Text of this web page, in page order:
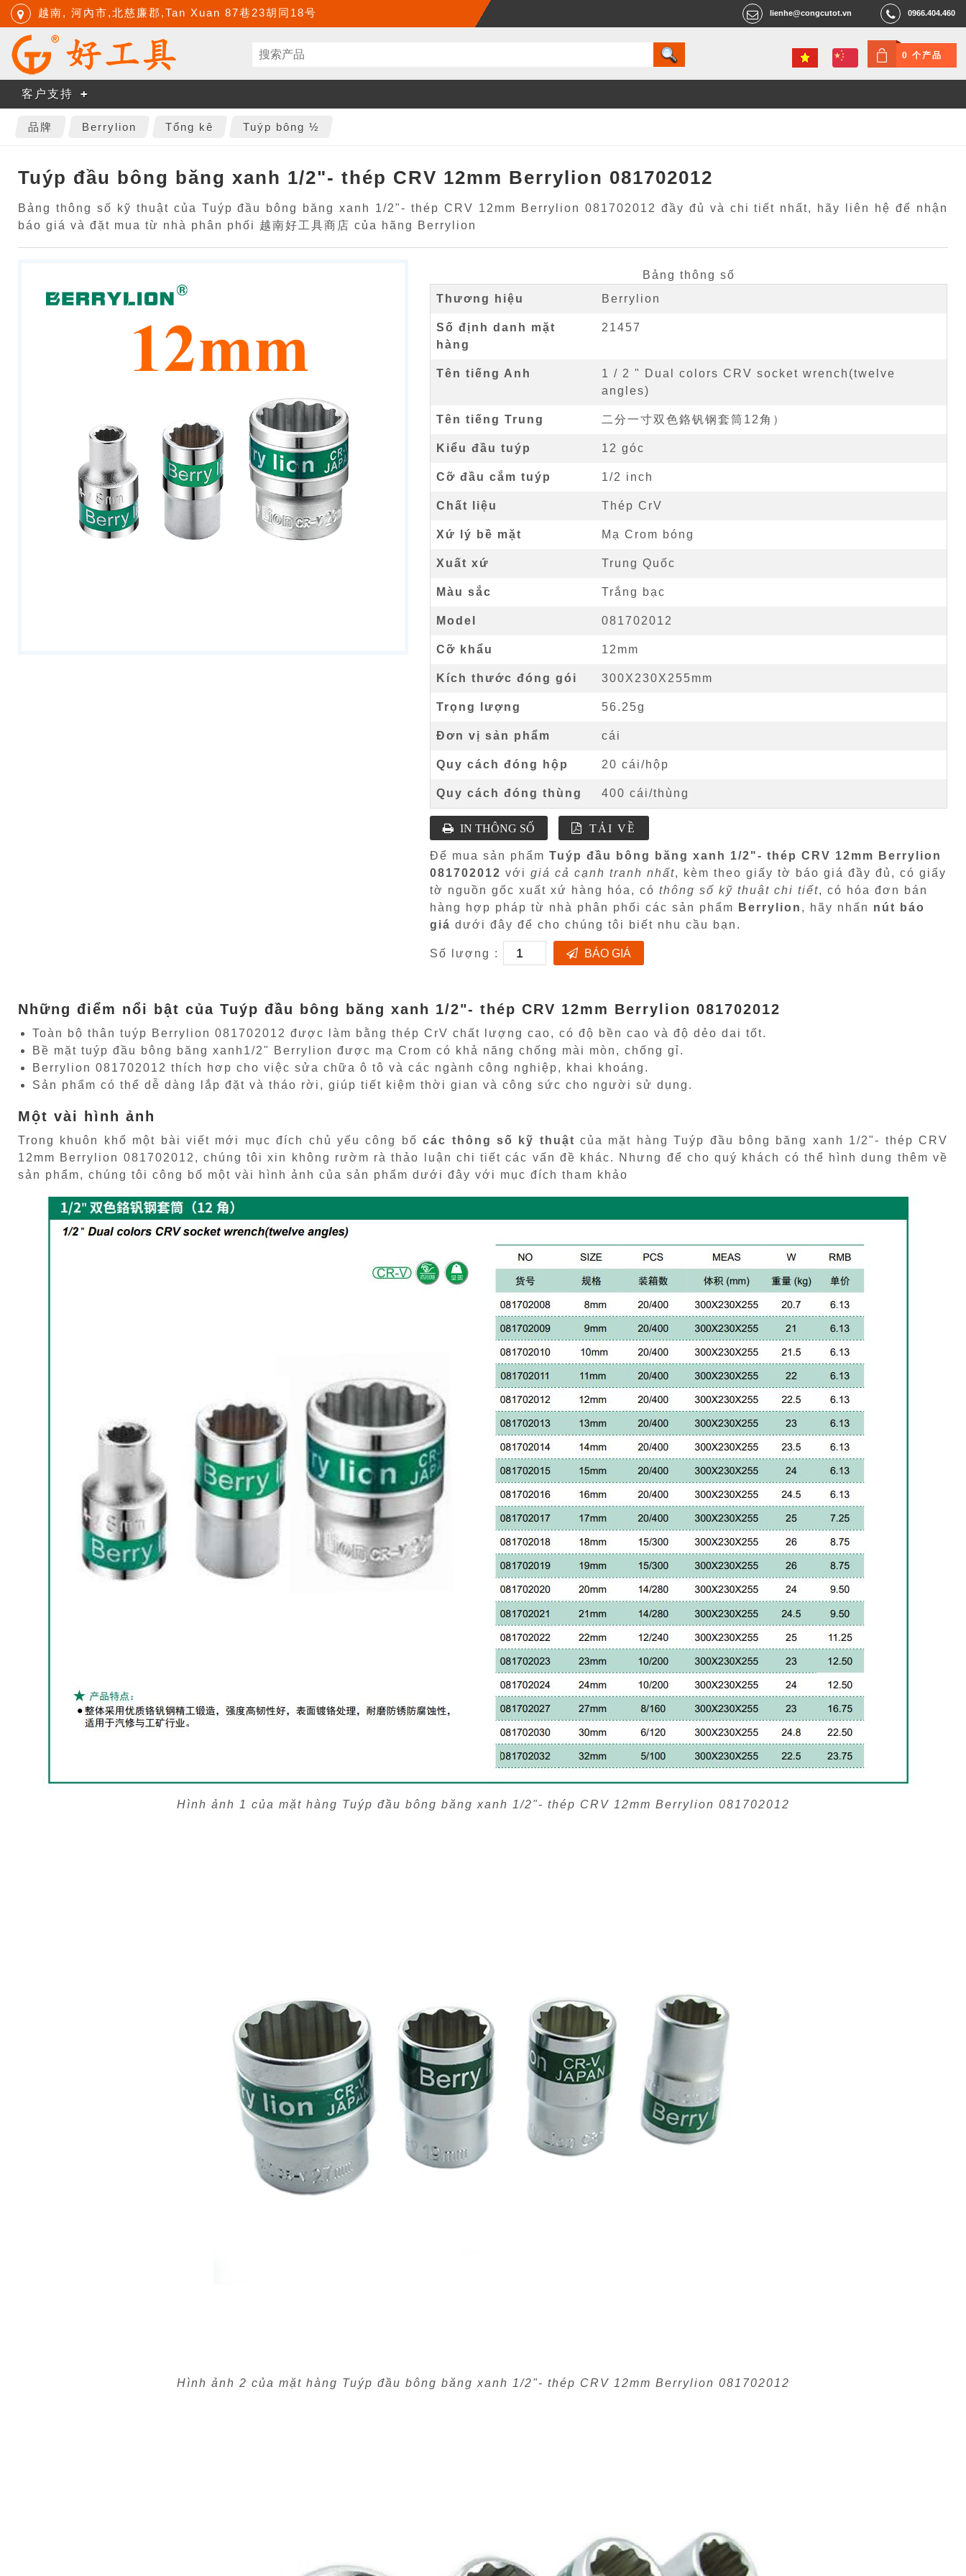
越南, 河內市,北慈廉郡,Tan Xuan 87巷23胡同18号 0966.404.460
lienhe@congcutot.vn
0 个产品
客户支持
品牌 Berrylion Tổng kê Tuýp bông ½
Tuýp đầu bông băng xanh 1/2"- thép CRV 12mm Berrylion 081702012
Bảng thông số kỹ thuật của Tuýp đầu bông băng xanh 1/2"- thép CRV 12mm Berrylion 081702012 đầy đủ và chi tiết nhất, hãy liên hệ để nhận
báo giá và đặt mua từ nhà phân phối 越南好工具商店 của hãng Berrylion
Bảng thông số
Thương hiệu
Berrylion
Số định danh mặt
hàng
21457
Tên tiếng Anh
1 / 2 " Dual colors CRV socket wrench(twelve
angles)
Tên tiếng Trung 二分一寸双色鉻钒钢套筒12角）
Kiểu đầu tuýp 12 góc
Cỡ đầu cắm tuýp 1/2 inch
Chất liệu Thép CrV
Xứ lý bề mặt Mạ Crom bóng
Xuất xứ Trung Quốc
Màu sắc Trắng bạc
Model 081702012
Cỡ khẩu 12mm
Kích thước đóng gói 300X230X255mm
Trọng lượng 56.25g
Đơn vị sản phẩm cái
Quy cách đóng hộp 20 cái/hộp
Quy cách đóng thùng 400 cái/thùng
IN THÔNG SỐ TẢI VỀ
Để mua sản phẩmTuýp đầu bông băng xanh 1/2"- thép CRV 12mm Berrylion
081702012 vớigiá cả cạnh tranh nhất, kèm theo giấy tờ báo giá đầy đủ, có giấy
tờ nguồn gốc xuất xứ hàng hóa, cóthông số kỹ thuật chi tiết, có hóa đơn bán
hàng hợp pháp từ nhà phân phối các sản phẩm
Berrylion , hãy nhấn nút báo
giá dưới đây để cho chúng tôi biết nhu cầu bạn.
Số lượng : BÁO GIÁ
Những điểm nổi bật của Tuýp đầu bông băng xanh 1/2"- thép CRV 12mm Berrylion 081702012
Toàn bộ thân tuýp Berrylion 081702012 được làm bằng thép CrV chất lượng cao, có độ bền cao và độ dẻo dai tốt.
Bề mặt tuýp đầu bông băng xanh1/2" Berrylion được mạ Crom có khả năng chống mài mòn, chống gỉ.
Berrylion 081702012 thích hơp cho việc sửa chữa ô tô và các ngành công nghiệp, khai khoáng.
Sản phẩm có thể dễ dàng lắp đặt và tháo rời, giúp tiết kiệm thời gian và công sức cho người sử dụng.
Một vài hình ảnh
Trong khuôn khổ một bài viết mới mục đích chủ yếu công bốcác thông số kỹ thuật của mặt hàng Tuýp đầu bông băng xanh 1/2"- thép CRV
12mm Berrylion 081702012, chúng tôi xin không rườm rà thảo luận chi tiết các vấn đề khác. Nhưng để cho quý khách có thể hình dung thêm về
sản phẩm, chúng tôi công bố một vài hình ảnh của sản phẩm dưới đây với mục đích tham khảo
Hình ảnh 1 của mặt hàng Tuýp đầu bông băng xanh 1/2"- thép CRV 12mm Berrylion 081702012
Hình ảnh 2 của mặt hàng Tuýp đầu bông băng xanh 1/2"- thép CRV 12mm Berrylion 081702012